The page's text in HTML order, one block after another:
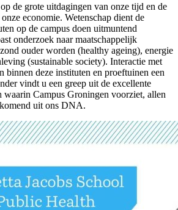
de grote uitdagingen van onze tijd en de
economie. Wetenschap dient de
op de campus doen uitmuntend
onderzoek naar maatschappelijk
ouder worden (healthy ageing), energie
(sustainable society). Interactie met
binnen deze instituten en proeftuinen een
vindt u een greep uit de excellente
waarin Campus Groningen voorziet, allen
uit ons DNA.